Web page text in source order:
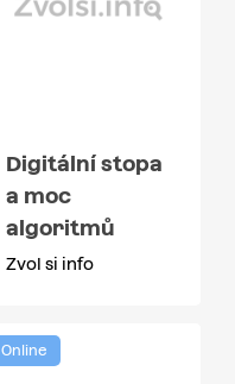
Digitální stopa
a moc
algoritmů
Zvol si info
Online